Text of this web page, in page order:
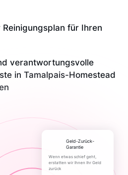
für Ihren
verantwortungsvolle
in Tamalpais-Homestead
Geld-Zurück-
Garantie
Wenn etwas schief geht,
erstatten wir Ihnen Ihr Geld
zurück